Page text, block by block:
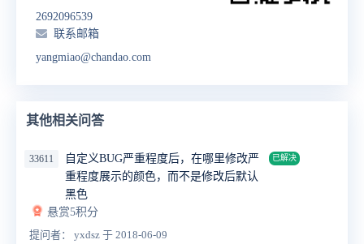
2692096539
联系邮箱
yangmiao@chandao.com
其他相关问答
33611
自定义BUG严重程度后，在哪里修改严
重程度展示的颜色，而不是修改后默认
黑色
已解决
悬赏5积分
提问者： yxdsz 于 2018-06-09